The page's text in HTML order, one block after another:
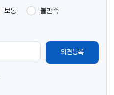
보통
불만족